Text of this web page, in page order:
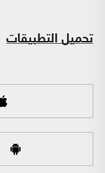
تحميل التطبيقات